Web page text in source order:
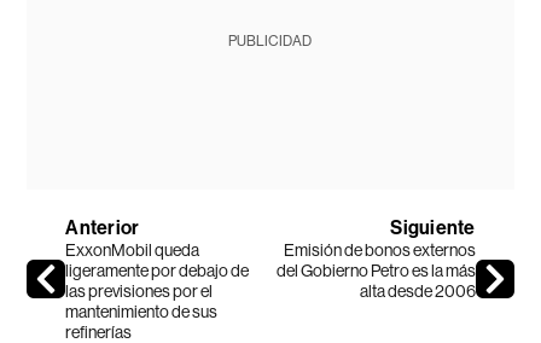
PUBLICIDAD
Anterior
ExxonMobil queda
ligeramente por debajo de
las previsiones por el
mantenimiento de sus
refinerías
Siguiente
Emisión de bonos externos
del Gobierno Petro es la más
alta desde 2006